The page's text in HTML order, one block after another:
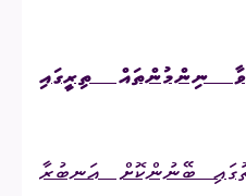
ނިންމުންތައް ތިރީގައި
ބޭނުންކޮށް އަނބުރާ